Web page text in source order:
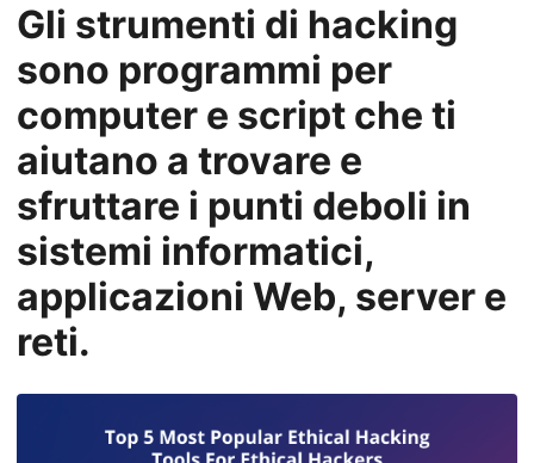
Gli strumenti di hacking
sono programmi per
computer e script che ti
aiutano a trovare e
sfruttare i punti deboli in
sistemi informatici,
applicazioni Web, server e
reti.